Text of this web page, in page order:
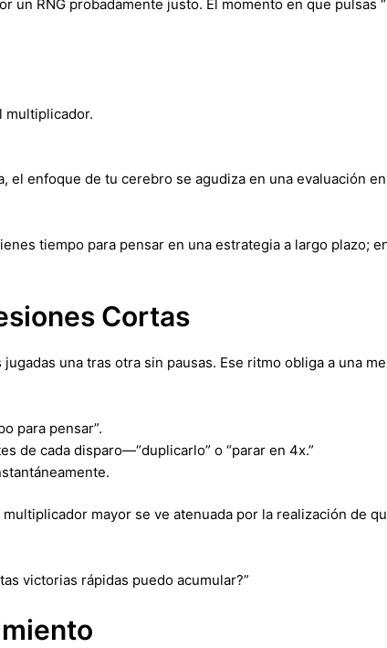
RNG probadamente justo. El momento en que pulsas
multiplicador.
el enfoque de tu cerebro se agudiza en una evaluación
tiempo para pensar en una estrategia a largo plazo;
Cortas
una tras otra sin pausas. Ese ritmo obliga a una
para pensar”.
de cada disparo—“duplicarlo” o “parar en 4x.”
mayor se ve atenuada por la realización de
victorias rápidas puedo acumular?”